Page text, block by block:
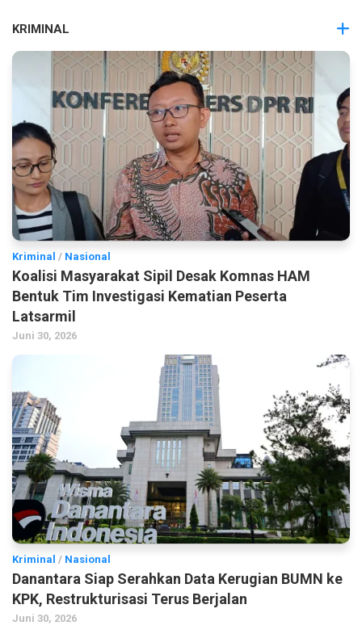
KRIMINAL
Kriminal / Nasional
Koalisi Masyarakat Sipil Desak Komnas HAM
Bentuk Tim Investigasi Kematian Peserta
Latsarmil
Juni 30, 2026
Kriminal / Nasional
Danantara Siap Serahkan Data Kerugian BUMN ke
KPK, Restrukturisasi Terus Berjalan
Juni 30, 2026